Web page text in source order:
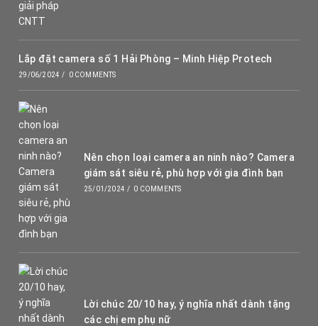
Lắp đặt camera số 1 Hải Phòng – Minh Hiệp Protech
29/06/2024 / 0 COMMENTS
Nên chọn loại camera an ninh nào? Camera
giám sát siêu rẻ, phù hợp với gia đình bạn
25/01/2024 / 0 COMMENTS
Lời chúc 20/10 hay, ý nghĩa nhất dành tặng
các chị em phụ nữ